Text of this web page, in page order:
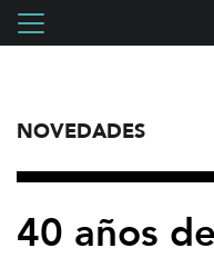
NOVEDADES
40 años